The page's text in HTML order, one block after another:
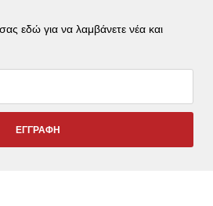
εδώ για να λαμβάνετε νέα και